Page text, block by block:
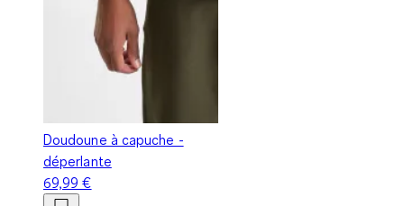
Doudoune à capuche -
déperlante
69,99 €